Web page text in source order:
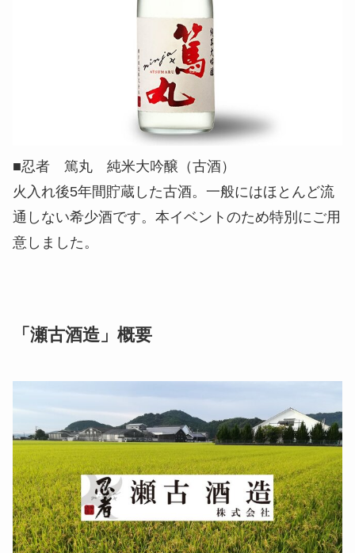
■忍者 篤丸 純米大吟醸（古酒）
火入れ後5年間貯蔵した古酒。一般にはほとんど流
通しない希少酒です。本イベントのため特別にご用
意しました。
「瀬古酒造」概要